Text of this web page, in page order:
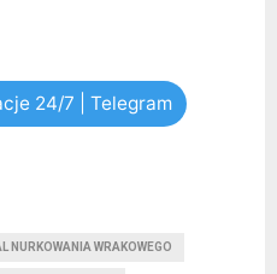
24/7 | Telegram
NURKOWANIA WRAKOWEGO